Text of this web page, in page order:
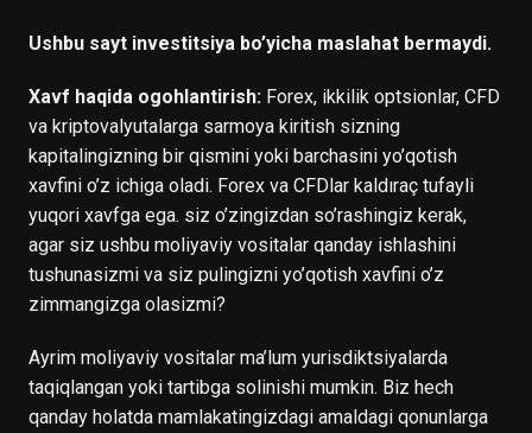
Ushbu sayt investitsiya bo’yicha maslahat bermaydi.
Xavf haqida ogohlantirish:Forex, ikkilik optsionlar, CFD
va kriptovalyutalarga sarmoya kiritish sizning
kapitalingizning bir qismini yoki barchasini yo’qotish
xavfini o’z ichiga oladi. Forex va CFDlar kaldıraç tufayli
yuqori xavfga ega. siz o’zingizdan so’rashingiz kerak,
agar siz ushbu moliyaviy vositalar qanday ishlashini
tushunasizmi va siz pulingizni yo’qotish xavfini o’z
zimmangizga olasizmi?
Ayrim moliyaviy vositalar ma’lum yurisdiktsiyalarda
taqiqlangan yoki tartibga solinishi mumkin. Biz hech
qanday holatda mamlakatingizdagi amaldagi qonunlarga